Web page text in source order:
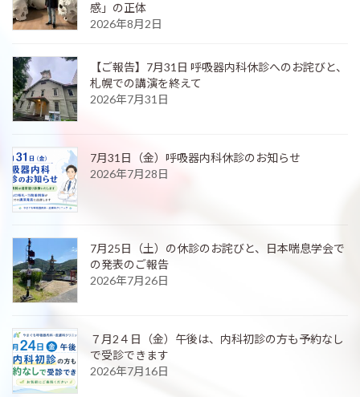
感」の正体
2026年8月2日
【ご報告】7月31日 呼吸器内科休診へのお詫びと、
札幌での講演を終えて
2026年7月31日
7月31日（金）呼吸器内科休診のお知らせ
2026年7月28日
7月25日（土）の休診のお詫びと、日本喘息学会で
の発表のご報告
2026年7月26日
７月2４日（金）午後は、内科初診の方も予約なし
で受診できます
2026年7月16日